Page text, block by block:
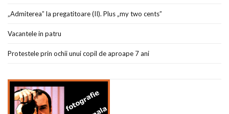
„Admiterea” la pregatitoare (II). Plus „my two cents”
Vacantele in patru
Protestele prin ochii unui copil de aproape 7 ani